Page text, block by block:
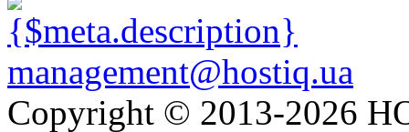
management@hostiq.ua
Copyright © 2013-2026